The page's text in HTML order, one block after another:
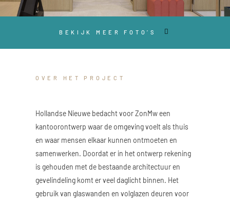
BEKIJK MEER FOTO’S
OVER HET PROJECT
Hollandse Nieuwe bedacht voor ZonMw een
kantoorontwerp waar de omgeving voelt als thuis
en waar mensen elkaar kunnen ontmoeten en
samenwerken. Doordat er in het ontwerp rekening
is gehouden met de bestaande architectuur en
gevelindeling komt er veel daglicht binnen. Het
gebruik van glaswanden en volglazen deuren voor